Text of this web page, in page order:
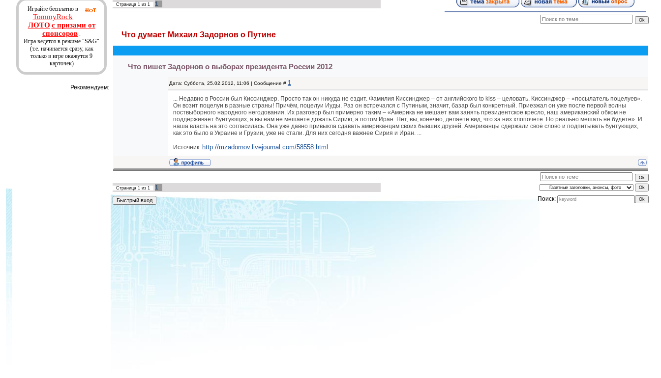
Играйте бесплатно в
TommyRock
ЛОТО с призами от
спонсоров .
Игра ведется в режиме "S&G"
(т.е. начинается сразу, как
только в игре окажутся 9
карточек)
Рекомендуем:
Страница 1 из 1 1
Что думает Михаил Задорнов о Путине
Что пишет Задорнов о выборах президента России 2012
Дата: Суббота, 25.02.2012, 11:06 | Сообщение # 1
... Недавно в России был Киссинджер. Просто так он никуда не ездит. Фамилия Киссинджер – от английского to kiss – целовать. Киссинджер – «посылатель поцелуев».
Он возит поцелуи в разные страны! Причём, поцелуи Иуды. Раз он встречался с Путиным, значит, базар был конкретный. Приезжал он уже после первой волны
поствыборного народного негодования. Их разговор был примерно таким – «Америка не мешает вам занять президентское кресло, наш американский обком не
поддерживает бунтующих, а вы нам не мешаете дожать Сирию, а потом Иран. Нет, вы, конечно, делаете вид, что за них хлопочете. Но реально мешать не будете». И
наша власть на это согласилась. Она уже давно привыкла сдавать американцам своих бывших друзей. Американцы сдержали своё слово и подпитывать бунтующих,
как это было в Украине и Грузии, уже не стали. Для них сегодня важнее Сирия и Иран. ...
Источник: http://mzadornov.livejournal.com/58558.html
Страница 1 из 1
1
Поиск: